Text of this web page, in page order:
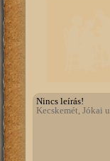
Nincs leírás!
Kecskemét, Jókai